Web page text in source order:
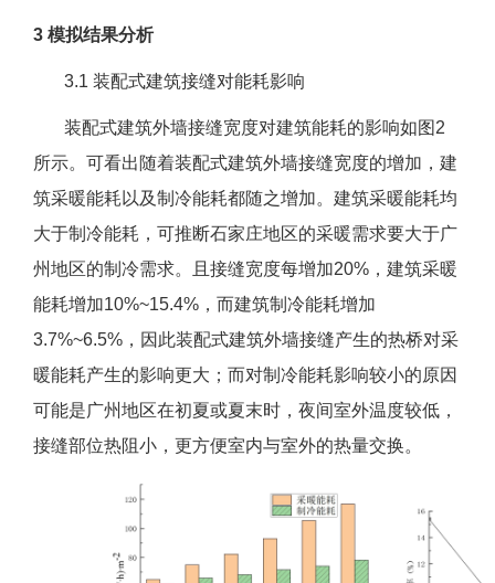
3 模拟结果分析
3.1 装配式建筑接缝对能耗影响
装配式建筑外墙接缝宽度对建筑能耗的影响如图2
所示。可看出随着装配式建筑外墙接缝宽度的增加，建
筑采暖能耗以及制冷能耗都随之增加。建筑采暖能耗均
大于制冷能耗，可推断石家庄地区的采暖需求要大于广
州地区的制冷需求。且接缝宽度每增加20%，建筑采暖
能耗增加10%~15.4%，而建筑制冷能耗增加
3.7%~6.5%，因此装配式建筑外墙接缝产生的热桥对采
暖能耗产生的影响更大；而对制冷能耗影响较小的原因
可能是广州地区在初夏或夏末时，夜间室外温度较低，
接缝部位热阻小，更方便室内与室外的热量交换。